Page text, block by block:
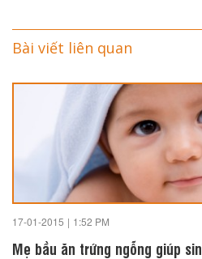
Bài viết liên quan
17-01-2015 | 1:52 PM
Mẹ bầu ăn trứng ngỗng giúp